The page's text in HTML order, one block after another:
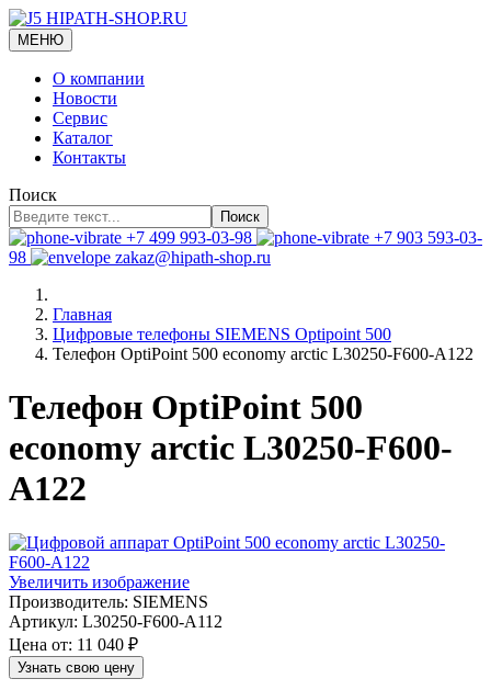
МЕНЮ
О компании
Новости
Сервис
Каталог
Контакты
Поиск
Поиск
+7 499 993-03-98
+7 903 593-03-
98
zakaz@hipath-shop.ru
Главная
Цифровые телефоны SIEMENS Optipoint 500
Телефон OptiPoint 500 economy arctic L30250-F600-A122
Телефон OptiPoint 500
economy arctic L30250-F600-
A122
Увеличить изображение
Производитель: SIEMENS
Артикул: L30250-F600-A112
Цена от: 11 040 ₽
Узнать свою цену